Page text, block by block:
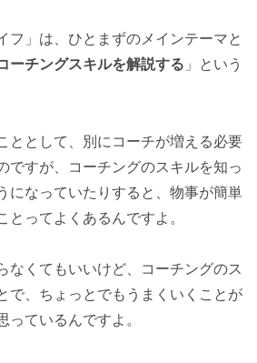
フ」は、ひとまずのメインテーマと
ーチングスキルを解説する 」という
ととして、別にコーチが増える必要
ですが、コーチングのスキルを知っ
になっていたりすると、物事が簡単
とってよくあるんですよ。
なくてもいいけど、コーチングのス
で、ちょっとでもうまくいくことが
っているんですよ。